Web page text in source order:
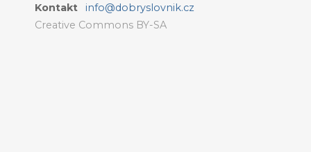
Kontakt
info@dobryslovnik.cz
Creative Commons BY-SA